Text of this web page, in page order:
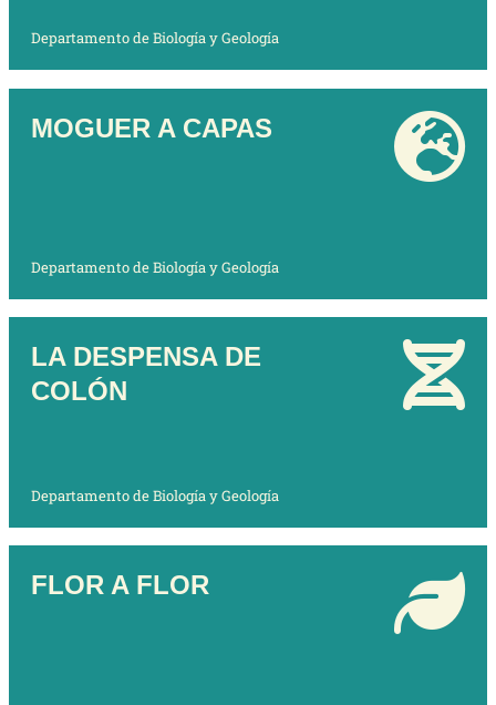
Departamento de Biología y Geología
MOGUER A CAPAS
Departamento de Biología y Geología
LA DESPENSA DE
COLÓN
Departamento de Biología y Geología
FLOR A FLOR